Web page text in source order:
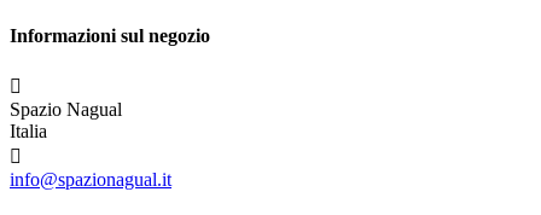
Informazioni sul negozio

Spazio Nagual
Italia

info@spazionagual.it